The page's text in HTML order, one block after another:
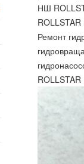
НШ
Ремонт
ROLLSTAR